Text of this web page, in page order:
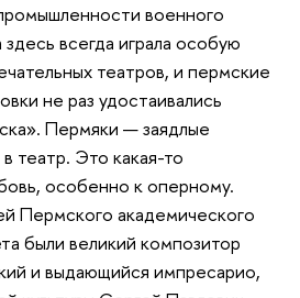
военного
здесь всегда играла особую
театров, и пермские
не раз удостаивались
Пермяки — заядлые
театр. Это какая-то
особенно к оперному.
Пермского академического
были великий композитор
и выдающийся импресарио,